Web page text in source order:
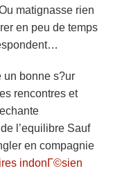
matignasse rien
en peu de temps
un bonne s?ur
rencontres et
l’equilibre Sauf
en compagnie
indonГ©sien